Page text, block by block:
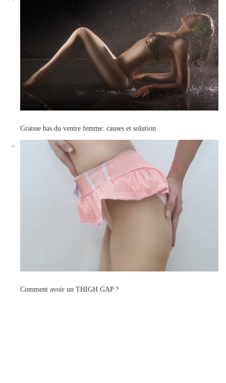
Graisse bas du ventre femme: causes et solution
Comment avoir un THIGH GAP ?